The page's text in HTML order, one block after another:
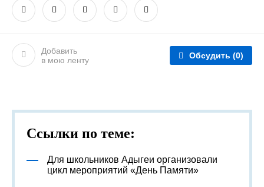
Добавить
в мою ленту
Обсудить (0)
Ссылки по теме:
Для школьников Адыгеи организовали
цикл мероприятий «День Памяти»